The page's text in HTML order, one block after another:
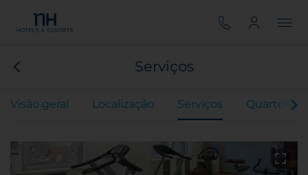
Serviços
Visão geral Localização Serviços Quartos